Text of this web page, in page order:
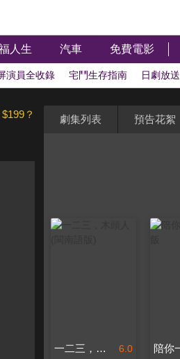
人生 汽車 免費電影
演員全收錄 宅鬥生存指南 日劇放送
？ 劇集列表 預告花絮
6.0
一二三，木頭人(閩南語版)